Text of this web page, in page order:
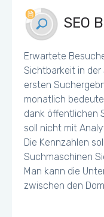
SEO
Erwartete
Sichtbarkeit in
ersten
monatlich
dank öffentlichen
soll nicht mit
Die Kennzahlen
Suchmaschinen
Man kann die
zwischen den